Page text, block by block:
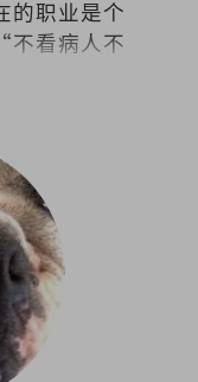
的职业是个
不看病人不